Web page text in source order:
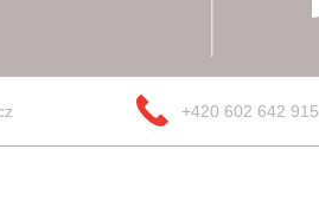
+420 602 642 915